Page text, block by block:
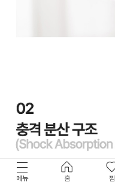
메뉴 홈 찜